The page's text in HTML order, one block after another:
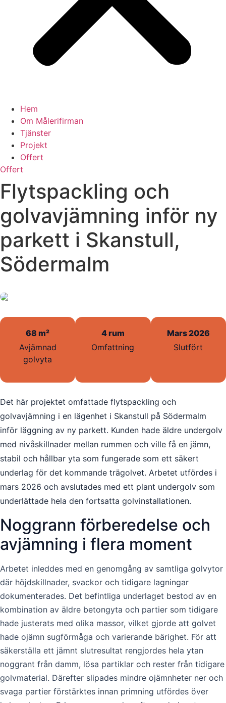
Hem
Om Målerifirman
Tjänster
Projekt
Offert
Offert
Flytspackling och
golvavjämning inför ny
parkett i Skanstull,
Södermalm
68 m²
Avjämnad
golvyta
4 rum
Omfattning
Mars 2026
Slutfört
Det här projektet omfattade flytspackling och
golvavjämning i en lägenhet i Skanstull på Södermalm
inför läggning av ny parkett. Kunden hade äldre undergolv
med nivåskillnader mellan rummen och ville få en jämn,
stabil och hållbar yta som fungerade som ett säkert
underlag för det kommande trägolvet. Arbetet utfördes i
mars 2026 och avslutades med ett plant undergolv som
underlättade hela den fortsatta golvinstallationen.
Noggrann förberedelse och
avjämning i flera moment
Arbetet inleddes med en genomgång av samtliga golvytor
där höjdskillnader, svackor och tidigare lagningar
dokumenterades. Det befintliga underlaget bestod av en
kombination av äldre betongyta och partier som tidigare
hade justerats med olika massor, vilket gjorde att golvet
hade ojämn sugförmåga och varierande bärighet. För att
säkerställa ett jämnt slutresultat rengjordes hela ytan
noggrant från damm, lösa partiklar och rester från tidigare
golvmaterial. Därefter slipades mindre ojämnheter ner och
svaga partier förstärktes innan primning utfördes över